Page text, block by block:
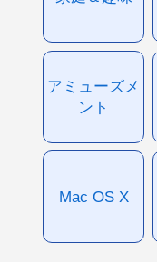
アミューズメ
ント
Mac OS X